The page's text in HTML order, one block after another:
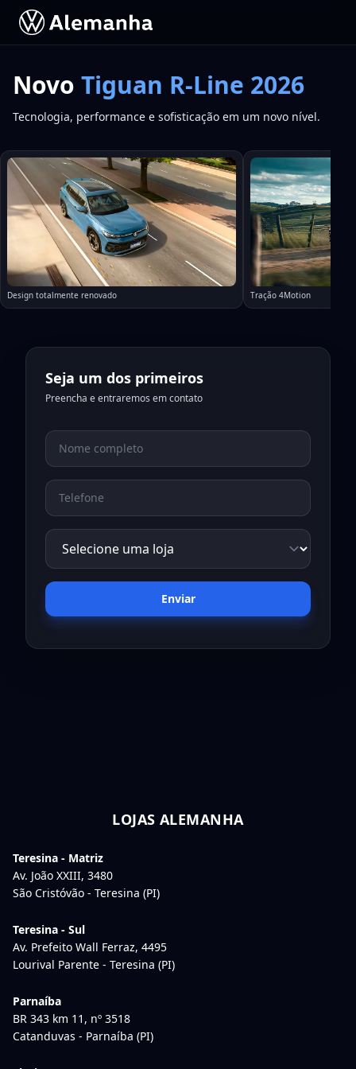
Novo Tiguan R-Line 2026
Tecnologia, performance e sofisticação em um novo nível.
Design totalmente renovado Tração 4Motion
Seja um dos primeiros
Preencha e entraremos em contato
Enviar
LOJAS ALEMANHA
Teresina - Matriz
Av. João XXIII, 3480
São Cristóvão - Teresina (PI)
Teresina - Sul
Av. Prefeito Wall Ferraz, 4495
Lourival Parente - Teresina (PI)
Parnaíba
BR 343 km 11, nº 3518
Catanduvas - Parnaíba (PI)